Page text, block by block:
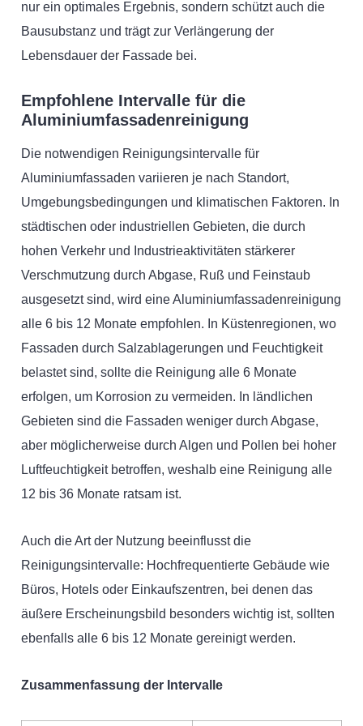
nur ein optimales Ergebnis, sondern schützt auch die
Bausubstanz und trägt zur Verlängerung der
Lebensdauer der Fassade bei.
Empfohlene Intervalle für die
Aluminiumfassadenreinigung
Die notwendigen Reinigungsintervalle für
Aluminiumfassaden variieren je nach Standort,
Umgebungsbedingungen und klimatischen Faktoren. In
städtischen oder industriellen Gebieten, die durch
hohen Verkehr und Industrieaktivitäten stärkerer
Verschmutzung durch Abgase, Ruß und Feinstaub
ausgesetzt sind, wird eine Aluminiumfassadenreinigung
alle 6 bis 12 Monate empfohlen. In Küstenregionen, wo
Fassaden durch Salzablagerungen und Feuchtigkeit
belastet sind, sollte die Reinigung alle 6 Monate
erfolgen, um Korrosion zu vermeiden. In ländlichen
Gebieten sind die Fassaden weniger durch Abgase,
aber möglicherweise durch Algen und Pollen bei hoher
Luftfeuchtigkeit betroffen, weshalb eine Reinigung alle
12 bis 36 Monate ratsam ist.
Auch die Art der Nutzung beeinflusst die
Reinigungsintervalle: Hochfrequentierte Gebäude wie
Büros, Hotels oder Einkaufszentren, bei denen das
äußere Erscheinungsbild besonders wichtig ist, sollten
ebenfalls alle 6 bis 12 Monate gereinigt werden.
Zusammenfassung der Intervalle